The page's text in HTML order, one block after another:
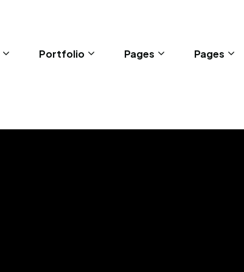
Portfolio Pages Pages